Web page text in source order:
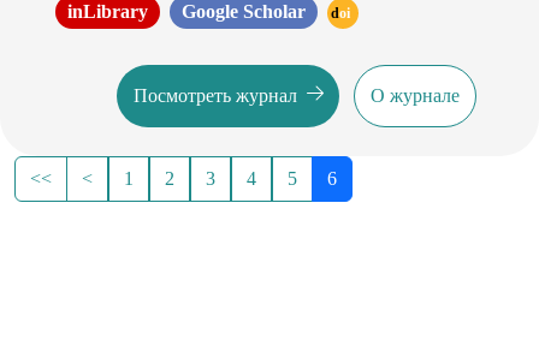
inLibrary Google Scholar doi
Посмотреть журнал О журнале
<< < 1 2 3 4 5 6